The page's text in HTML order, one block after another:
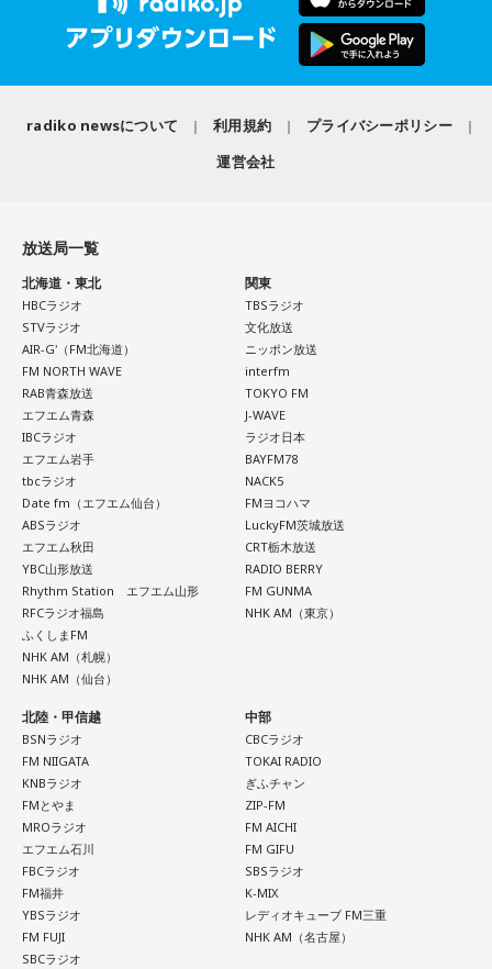
はコーヒー。
内省がテーマの日です。今日はこれまでを振り返って色々な
り、不要に感じるものは手放してみるのもおすすめです。
取ってリフレッシュするのも良さそうです。
【12位】射手座（いて座）
心のモヤモヤが目立つような日です。今日は頑張らず、1人の
時間を大切にしたり、のんびり過ごす時間を持つようにしま
しょう。
【今日の一言メッセージ】
今日は不要なものを手放したり、今後の計画を見直すことを
心掛けると良い日です。
■監修者プロフィール：莉瑠（リル）
東京・池袋占い館セレーネ所属。10代に占いに出会い、勉
強、コミュニケーションなどの苦手な部分を克服。成績も最
下位からトップに。OL、芸能活動を経て、悩みやコンプレッ
クスを持つ方に寄り添いたいと本格的に占いの世界に進出。
SATORI電話占い月間ランキング連続1位。占いコンテンツ
『莉瑠と龍神様の絶対神託』リリース。
Webサイト：
オンライン占いセレーネ：
https://online-uranai.jp/
身を見つめ直す2つのコーナーで展開。「自分への表彰状を送
ろう」のコーナーでは、大きな成功でなくても「自分、本当
によく頑張ったな」と思えるこれまでの出来事を、“自分への
て言葉にすることで、人生をじっくりと見つめ直す時間とな
ーでは、来場者が選んだ“人生の最後に流したい一曲”にまつわ
る思い出を紹介。音楽を通してこれまでの人生を振り返りな
がら、これからの“自分らしい生き方”を考える時間を共有しま
した。田村は、人生の最後に流したい曲について、「お葬式
で流す曲は決めている。しかも自分の声で流したいと思っ
て、毎日ギターの弾き語りを書斎で練習して、音源として残
しているんです。娘たちにも聴こえているはずだから、お葬
式のときに『パパが弾いてた曲だ』と思ってもらえたら」と
思いを語りました。
コーナー後には、来場者から田村への質疑応答も実施。最後
には、田村がイベントを振り返り、「リスナーの皆さんのエ
ンディング曲の話とかを聞いているだけでも、僕はポジティ
ど、100％皆さんに必ず来るお別れなので、そのお別れとど
うやって向き合うかということを考える一つのきっかけにな
ればと思います」と締めくくりました。
また、イベント当日は文化放送1階のサテライトプラス広場に
て「イタコト展」も開催。「誰かの心のこりが、誰かの心の
こりを和らげる」をテーマに、さまざまな「心のこり」に触
れながら、自分自身の想いを見つめ直す機会を届けました。
radiko newsについて 利用規約
プライバシーポリシー
運営会社
放送局一覧
北海道・東北
HBCラジオ
STVラジオ
AIR-G'（FM北海道）
FM NORTH WAVE
RAB青森放送
エフエム青森
IBCラジオ
エフエム岩手
tbcラジオ
Date fm（エフエム仙台）
ABSラジオ
エフエム秋田
YBC山形放送
Rhythm Station エフエム山形
RFCラジオ福島
ふくしまFM
NHK AM（札幌）
NHK AM（仙台）
関東
TBSラジオ
文化放送
ニッポン放送
interfm
TOKYO FM
J-WAVE
ラジオ日本
BAYFM78
NACK5
FMヨコハマ
LuckyFM茨城放送
CRT栃木放送
RADIO BERRY
FM GUNMA
NHK AM（東京）
北陸・甲信越
BSNラジオ
FM NIIGATA
KNBラジオ
FMとやま
MROラジオ
エフエム石川
FBCラジオ
FM福井
YBSラジオ
FM FUJI
SBCラジオ
中部
CBCラジオ
TOKAI RADIO
ぎふチャン
ZIP-FM
FM AICHI
FM GIFU
SBSラジオ
K-MIX
レディオキューブ FM三重
NHK AM（名古屋）